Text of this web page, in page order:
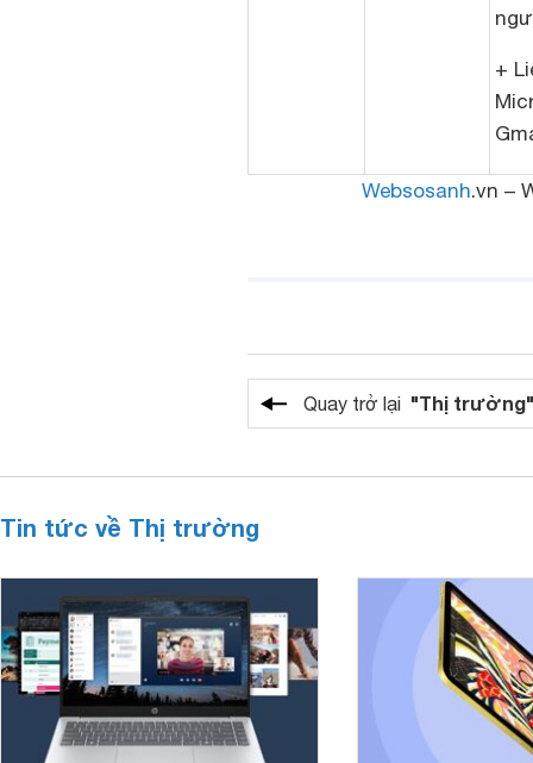
+
Websosanh.vn –
Quay trở lại "Thị trường"
Tin tức về Thị trường